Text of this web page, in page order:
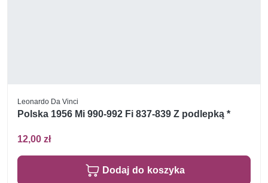
Leonardo Da Vinci
Polska 1956 Mi 990-992 Fi 837-839 Z podlepką *
12,00 zł
Dodaj do koszyka